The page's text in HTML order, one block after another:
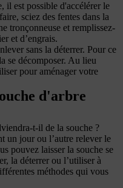
il est possible d'accélérer le
sciez des fentes dans la
tronçonneuse et remplissez-
et d’engrais.
sans la déterrer. Pour ce
se décomposer. Au lieu
pour aménager votre
d'arbre
t-il de la souche ?
un jour ou l’autre relever le
pouvez laisser la souche se
la déterrer ou l’utiliser à
méthodes qui vous